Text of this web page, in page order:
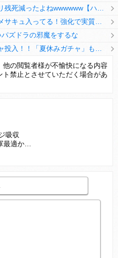
ズドラの邪魔をするな
【パズドラ】TB・HEARTSの6人は全員分岐進化とアシスト2種あり！HEARTSエンジェルの進化いいな
、貴方にはありますか？
の閲覧者様が不愉快になる内容
禁止とさせていただく場合があ
吸収
最適か…